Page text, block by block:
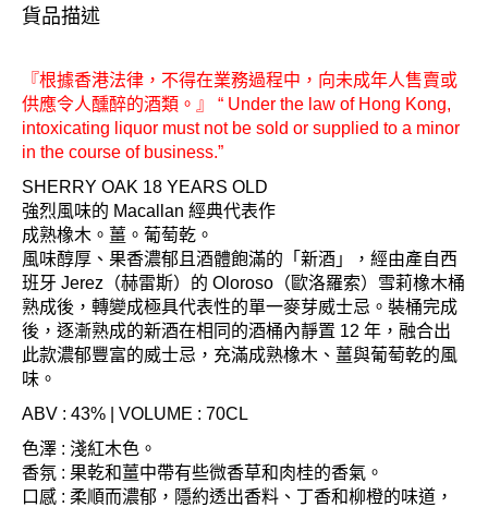
貨品描述
『根據香港法律，不得在業務過程中，向未成年人售賣或
供應令人醺醉的酒類。』 “ Under the law of Hong Kong,
intoxicating liquor must not be sold or supplied to a minor
in the course of business.”
SHERRY OAK 18 YEARS OLD
強烈風味的 Macallan 經典代表作
成熟橡木。薑。葡萄乾。
風味醇厚、果香濃郁且酒體飽滿的「新酒」，經由產自西
班牙 Jerez（赫雷斯）的 Oloroso（歐洛羅索）雪莉橡木桶
熟成後，轉變成極具代表性的單一麥芽威士忌。裝桶完成
後，逐漸熟成的新酒在相同的酒桶內靜置 12 年，融合出
此款濃郁豐富的威士忌，充滿成熟橡木、薑與葡萄乾的風
味。
ABV : 43% | VOLUME : 70CL
色澤 : 淺紅木色。
香氛 : 果乾和薑中帶有些微香草和肉桂的香氣。
口感 : 柔順而濃郁，隱約透出香料、丁香和柳橙的味道，